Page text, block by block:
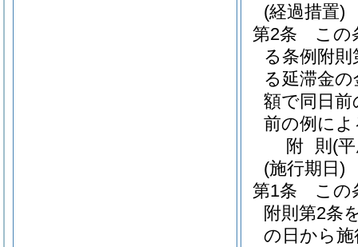
(経過措置)
第2条
この
る条例附
る延滞金
額で同日
前の例によ
附 則 (
(施行期日)
第1条
この
附則第2条
の日から